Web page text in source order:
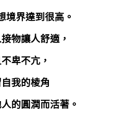
境界達到很高。
物讓人舒適，
卑不亢，
我的棱角
的圓潤而活著。